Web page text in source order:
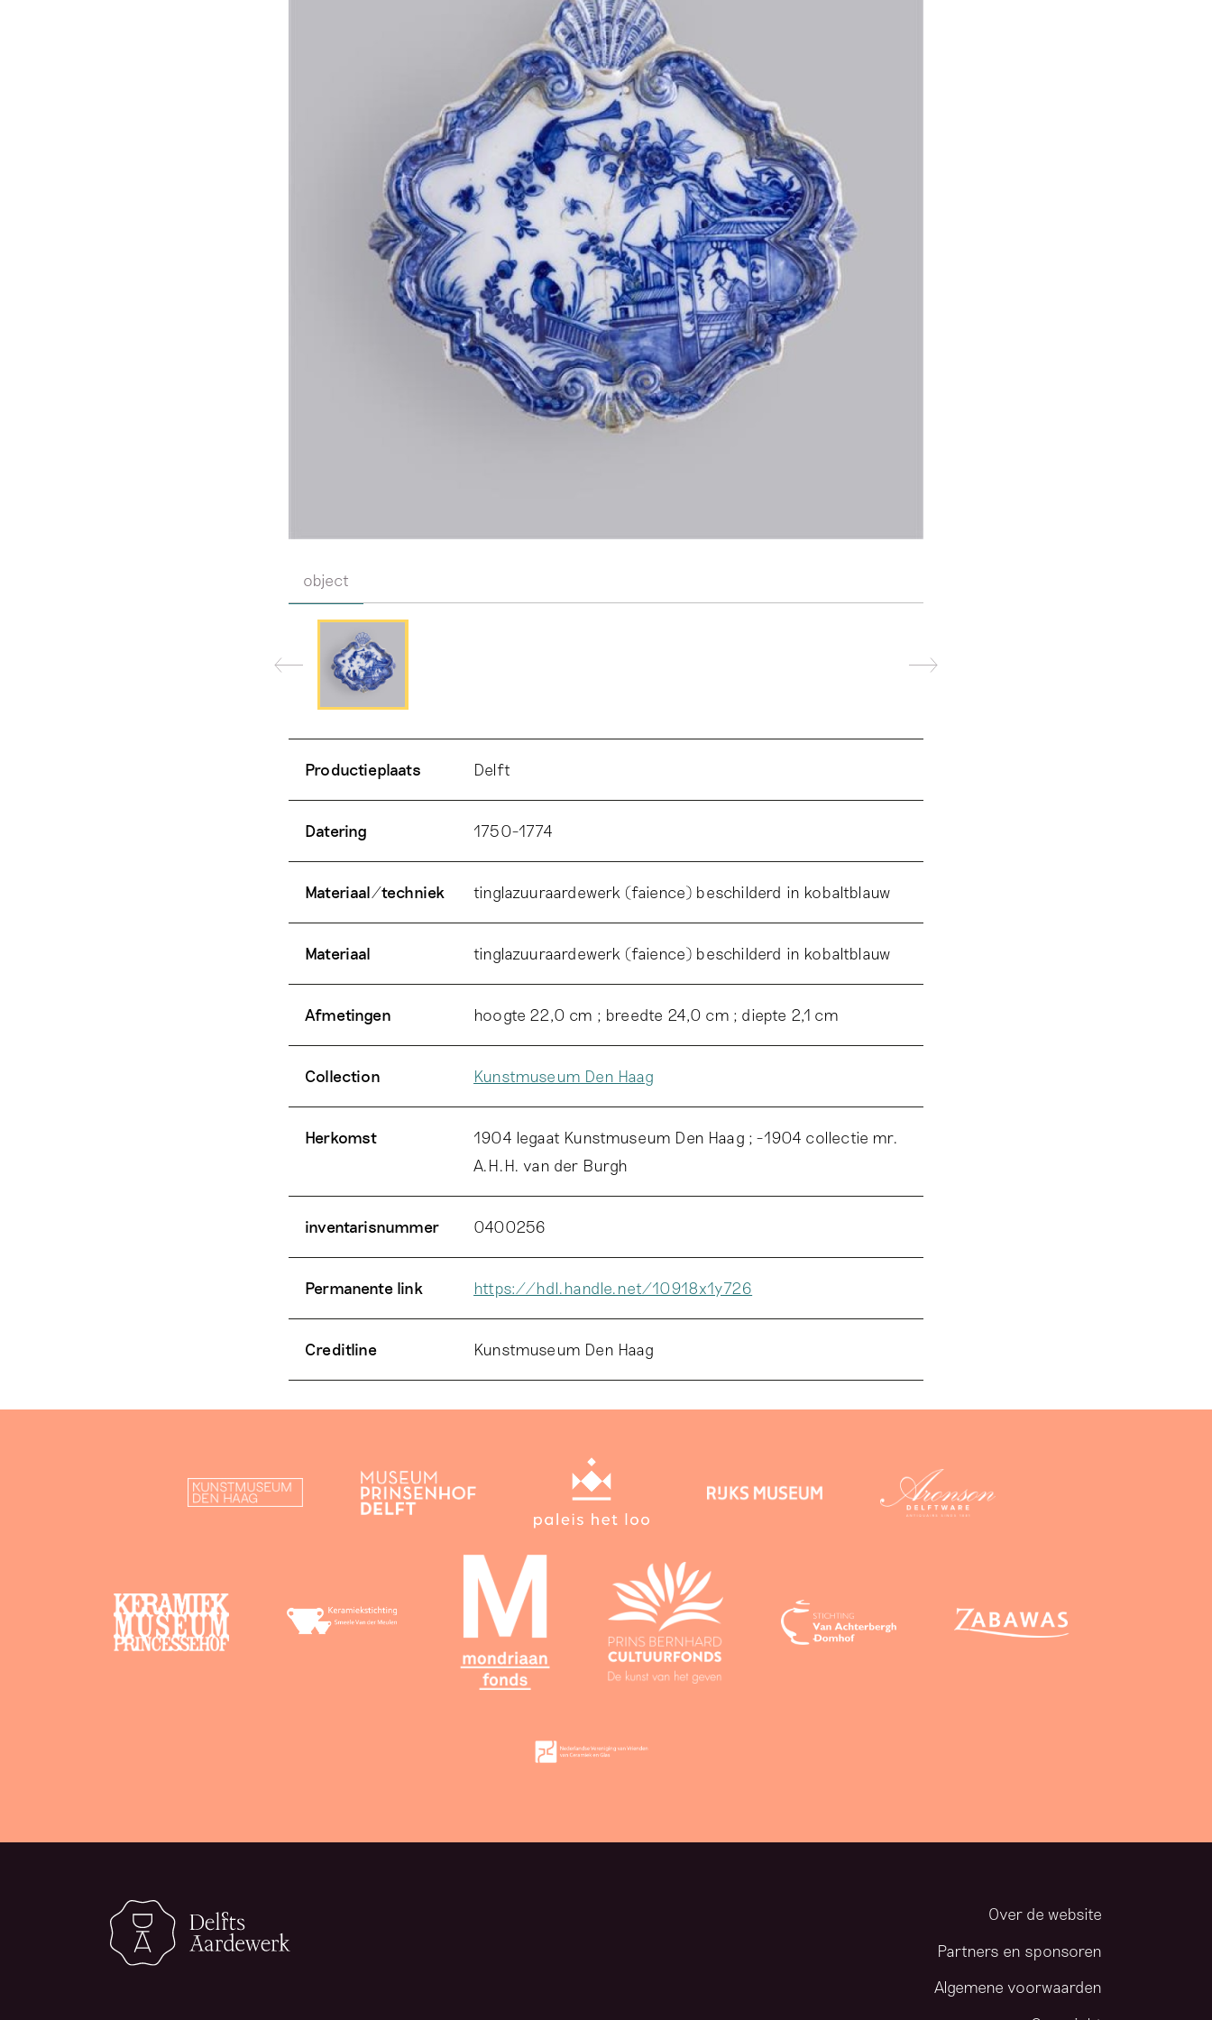
object
Productieplaats Delft
Datering 1750-1774
Materiaal/techniek tinglazuuraardewerk (faience) beschilderd in kobaltblauw
Materiaal tinglazuuraardewerk (faience) beschilderd in kobaltblauw
Afmetingen hoogte 22,0 cm ; breedte 24,0 cm ; diepte 2,1 cm
Collection Kunstmuseum Den Haag
Herkomst
1904 legaat Kunstmuseum Den Haag ; -1904 collectie mr.
A.H.H. van der Burgh
inventarisnummer 0400256
Permanente link https://hdl.handle.net/10918x1y726
Creditline Kunstmuseum Den Haag
Over de website
Partners en sponsoren
Algemene voorwaarden